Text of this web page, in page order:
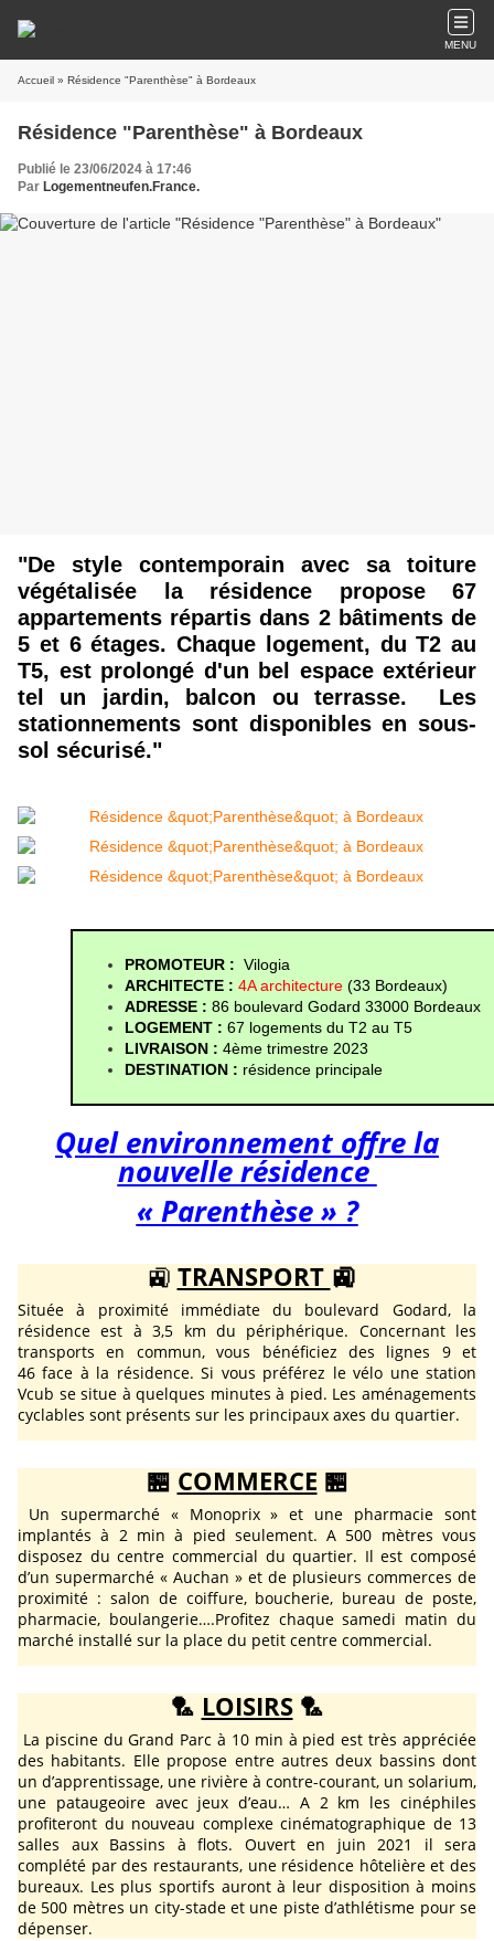
MENU
Accueil » Résidence "Parenthèse" à Bordeaux
Résidence "Parenthèse" à Bordeaux
Publié le 23/06/2024 à 17:46
Par Logementneufen.France.
"De style contemporain avec sa toiture
végétalisée la résidence propose 67
appartements répartis dans 2 bâtiments de
5 et 6 étages. Chaque logement, du T2 au
T5, est prolongé d'un bel espace extérieur
tel un jardin, balcon ou terrasse. Les
stationnements sont disponibles en sous-
sol sécurisé."
PROMOTEUR : Vilogia
ARCHITECTE : 4A architecture (33 Bordeaux)
ADRESSE : 86 boulevard Godard 33000 Bordeaux
LOGEMENT : 67 logements du T2 au T5
LIVRAISON : 4ème trimestre 2023
DESTINATION : résidence principale
Quel environnement offre la
nouvelle résidence
« Parenthèse » ?
🚉 TRANSPORT 🚉
Située à proximité immédiate du boulevard Godard, la
résidence est à 3,5 km du périphérique. Concernant les
transports en commun, vous bénéficiez des lignes 9 et
46 face à la résidence. Si vous préférez le vélo une station
Vcub se situe à quelques minutes à pied. Les aménagements
cyclables sont présents sur les principaux axes du quartier.
🏪 COMMERCE 🏪
Un supermarché « Monoprix » et une pharmacie sont
implantés à 2 min à pied seulement.A 500 mètres vous
disposez du centre commercial du quartier. Il est composé
d’un supermarché « Auchan » et de plusieurs commerces de
proximité : salon de coiffure, boucherie, bureau de poste,
pharmacie, boulangerie….Profitez chaque samedi matin du
marché installé sur la place du petit centre commercial.
🏸 LOISIRS🏸
La piscine du Grand Parc à 10 min à pied est très appréciée
des habitants. Elle propose entre autres deux bassins dont
un d’apprentissage, une rivière à contre-courant, un solarium,
une pataugeoire avec jeux d’eau… A 2 km les cinéphiles
profiteront du nouveau complexe cinématographique de 13
salles aux Bassins à flots. Ouvert en juin 2021 il sera
complété par des restaurants, une résidence hôtelière et des
bureaux. Les plus sportifs auront à leur disposition à moins
de 500 mètres un city-stade et une piste d’athlétisme pour se
dépenser.